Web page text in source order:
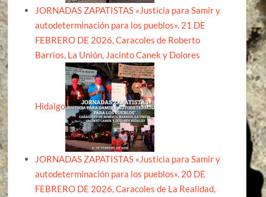
JORNADAS ZAPATISTAS «Justicia para Samir y
autodeterminación para los pueblos». 21 DE
FEBRERO DE 2026, Caracoles de Roberto
Barrios, La Unión, Jacinto Canek y Dolores
Hidalgo
JORNADAS ZAPATISTAS «Justicia para Samir y
autodeterminación para los pueblos». 20 DE
FEBRERO DE 2026, Caracoles de La Realidad,